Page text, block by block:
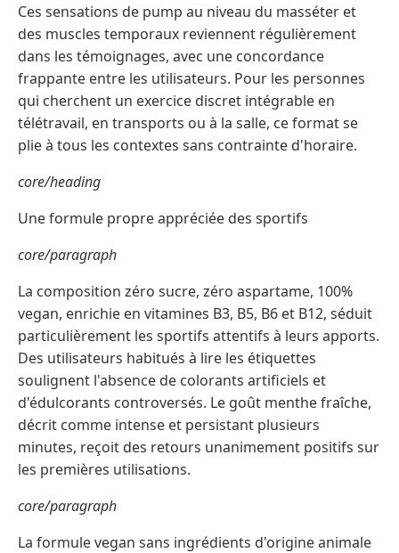
Ces sensations de pump au niveau du masséter et
des muscles temporaux reviennent régulièrement
dans les témoignages, avec une concordance
frappante entre les utilisateurs. Pour les personnes
qui cherchent un exercice discret intégrable en
télétravail, en transports ou à la salle, ce format se
plie à tous les contextes sans contrainte d'horaire.
core/heading
Une formule propre appréciée des sportifs
core/paragraph
La composition zéro sucre, zéro aspartame, 100%
vegan, enrichie en vitamines B3, B5, B6 et B12, séduit
particulièrement les sportifs attentifs à leurs apports.
Des utilisateurs habitués à lire les étiquettes
soulignent l'absence de colorants artificiels et
d'édulcorants controversés. Le goût menthe fraîche,
décrit comme intense et persistant plusieurs
minutes, reçoit des retours unanimement positifs sur
les premières utilisations.
core/paragraph
La formule vegan sans ingrédients d'origine animale